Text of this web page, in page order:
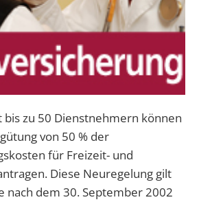
zu 50 Dienstnehmern können
von 50 % der
für Freizeit- und
Diese Neuregelung gilt
nach dem 30. September 2002